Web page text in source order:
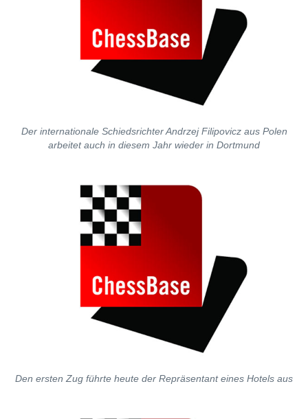
Der internationale Schiedsrichter Andrzej Filipovicz aus Polen
arbeitet auch in diesem Jahr wieder in Dortmund
Den ersten Zug führte heute der Repräsentant eines Hotels aus